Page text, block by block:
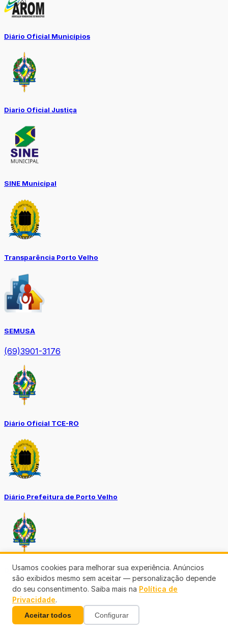
Diário Oficial Municípios
Diario Oficial Justiça
SINE Municipal
Transparência Porto Velho
SEMUSA
(69)3901-3176
Diário Oficial TCE-RO
Diário Prefeitura de Porto Velho
Diário Oficial de RO
Usamos cookies para melhorar sua experiência. Anúncios
são exibidos mesmo sem aceitar — personalização depende
do seu consentimento. Saiba mais na Política de
Privacidade.
Aceitar todos Configurar